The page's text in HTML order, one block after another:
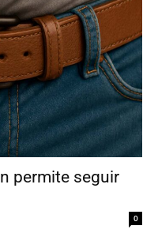
permite seguir
0